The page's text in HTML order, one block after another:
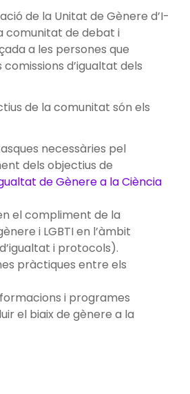
de la Unitat de Gènere d’I-
comunitat de debat i
a les persones que
d’igualtat dels
de la comunitat són els
necessàries pel
dels objectius de
de Gènere a la Ciència
el compliment de la
i LGBTI en l’àmbit
i protocols).
pràctiques entre els
i programes
el biaix de gènere a la